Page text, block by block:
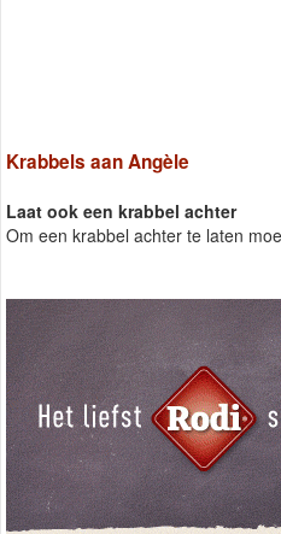
Krabbels aan Angèle
Laat ook een krabbel achter
Om een krabbel achter te laten